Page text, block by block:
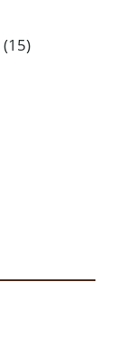
(15)